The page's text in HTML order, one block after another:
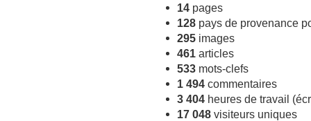
14 pages
128 pays de provenance
295 images
461 articles
533 mots-clefs
1 494 commentaires
3 404 heures de travail
17 048visiteurs uniques